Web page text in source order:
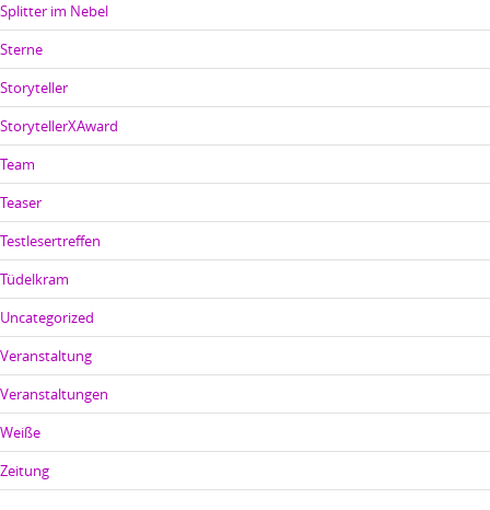
Splitter im Nebel
Sterne
Storyteller
StorytellerXAward
Team
Teaser
Testlesertreffen
Tüdelkram
Uncategorized
Veranstaltung
Veranstaltungen
Weiße
Zeitung